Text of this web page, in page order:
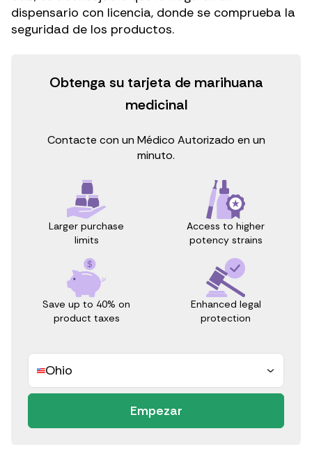
dispensario con licencia, donde se comprueba la
seguridad de los productos.
Obtenga su tarjeta de marihuana
medicinal
Contacte con un Médico Autorizado en un
minuto.
Larger purchase
limits
Access to higher
potency strains
Save up to 40% on
product taxes
Enhanced legal
protection
Ohio
Empezar